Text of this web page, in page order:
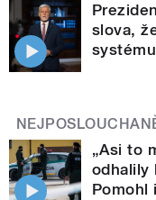
slova,
„Asi to
odhalily
Pomohl